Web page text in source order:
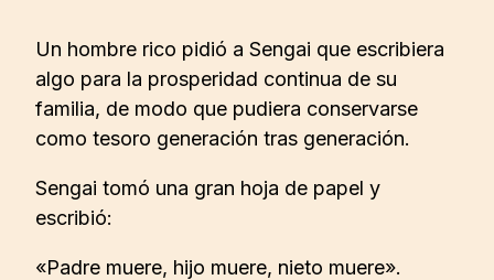
Un hombre rico pidió a Sengai que escribiera
algo para la prosperidad continua de su
familia, de modo que pudiera conservarse
como tesoro generación tras generación.
Sengai tomó una gran hoja de papel y
escribió:
«Padre muere, hijo muere, nieto muere».